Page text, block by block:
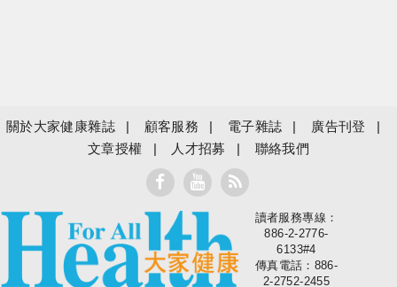
關於大家健康雜誌 顧客服務 電子雜誌
廣告刊登
文章授權
人才招募 聯絡我們
大家健康
讀者服務專線：
886-2-2776-
6133#4
傳真電話：886-
2-2752-2455